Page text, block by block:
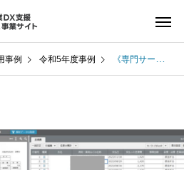
事例 令和5年度事例 《専門サービス業》轟木税理士事務所